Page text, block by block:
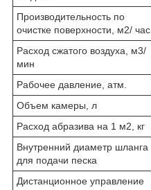
Производительность по
очистке поверхности, м2/ час
Расход сжатого воздуха, м3/
мин
Рабочее давление, атм.
Объем камеры, л
Расход абразива на 1 м2, кг
Внутренний диаметр шланга
для подачи песка
Дистанционное управление